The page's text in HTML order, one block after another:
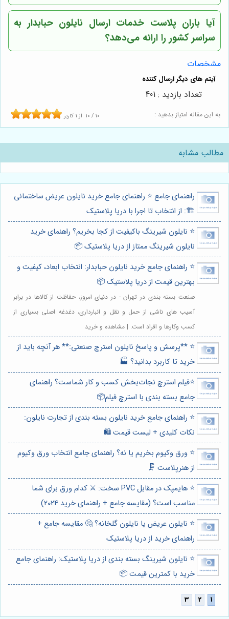
آیا باران پلاست خدمات ارسال نایلون حبابدار به
سراسر کشور را ارائه می‌دهد؟
مشخصات
به این مقاله امتیاز بدهید : 10 / 10 از 1 کاربر
تعداد بازدید : 401
مطالب مشابه
راهنمای جامع ⭐️ راهنمای جامع خرید نایلون عریض ساختمانی
🏗️: از انتخاب تا اجرا با دریا پلاستیک
⭐️ نایلون شیرینگ باکیفیت از کجا بخریم؟ راهنمای خرید
نایلون شیرینگ ممتاز از دریا پلاستیک 📦
⭐️ راهنمای جامع خرید نایلون حبابدار: انتخاب ابعاد، کیفیت و
بهترین قیمت از دریا پلاستیک 📦
صنعت بسته بندی در تهران - در دنیای امروز، حفاظت از کالاها در برابر
آسیب های ناشی از حمل و نقل و انبارداری، دغدغه اصلی بسیاری از
کسب وکارها و افراد است. | مشاهده و خرید
⭐️ **پرسش و پاسخ نایلون استرچ صنعتی:** هر آنچه باید از
خرید تا کاربرد بدانید؟ 🏭
⭐️فیلم استرچ نجات‌بخش کسب و کار شماست؟ راهنمای
جامع بسته بندی با استرچ فیلم📦
⭐️ راهنمای جامع خرید نایلون بسته بندی از تجارت نایلون:
نکات کلیدی + لیست قیمت 🛍️
⭐️ ورق وکیوم بخریم یا نه؟ راهنمای جامع انتخاب ورق وکیوم
از هنرپلاست 🗜️
⭐️ هایمپک در مقابل PVC سخت: ⚔️ کدام ورق برای شما
مناسب است؟ (مقایسه جامع + راهنمای خرید 2024)
⭐️ نایلون عریض یا نایلون گلخانه؟ 🤔 مقایسه جامع +
راهنمای خرید از دریا پلاستیک
⭐️ نایلون شیرینگ بسته بندی از دریا پلاستیک: راهنمای جامع
خرید با کمترین قیمت 📦